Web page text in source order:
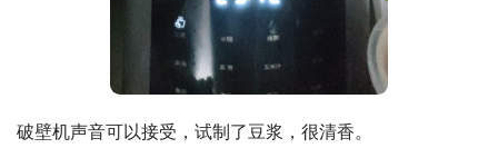
破壁机声音可以接受，试制了豆浆，很清香。